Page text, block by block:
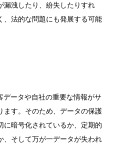
漏洩したり、紛失したりすれ
、法的な問題にも発展する可能
データや自社の重要な情報がサ
ます。そのため、データの保護
に暗号化されているか、定期的
、そして万が一データが失われ